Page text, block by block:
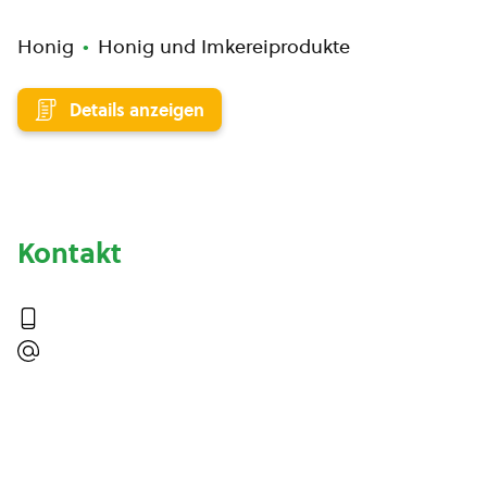
Honig Honig und Imkereiprodukte
Details anzeigen
Kontakt